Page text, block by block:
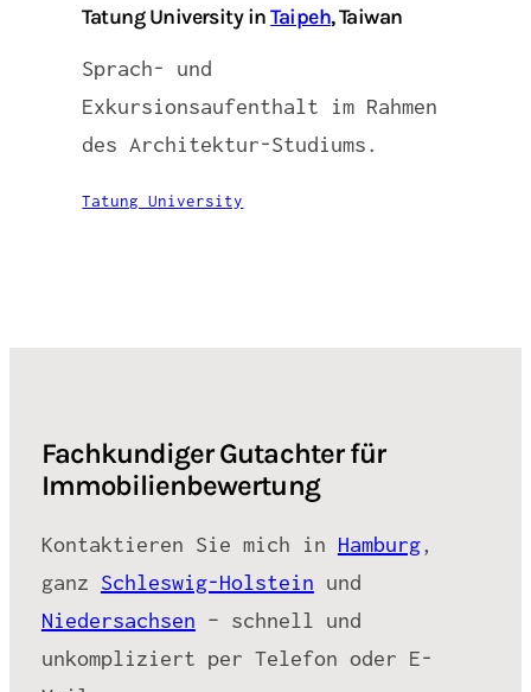
Tatung University inTaipeh, Taiwan
Sprach- und
Exkursionsaufenthalt im Rahmen
des Architektur-Studiums.
Tatung University
Fachkundiger Gutachter für
Immobilienbewertung
Kontaktieren Sie mich in Hamburg,
ganz Schleswig-Holstein und
Niedersachsen – schnell und
unkompliziert per Telefon oder E-